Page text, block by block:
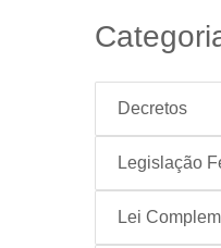
Decretos
Legislação
Lei